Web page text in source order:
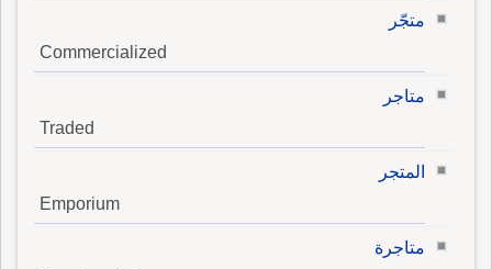
متجّر
Commercialized
متاجر
Traded
المتجر
Emporium
متاجرة